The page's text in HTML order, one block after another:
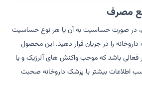
مصرف
در صورت حساسیت به آن یا هر نوع حساسیت
را در جریان قرار دهید. این محصول
فعالی باشد که موجب واکنش های آلرژیک و یا
اطلاعات بیشتر با پزشک داروخانه صحبت